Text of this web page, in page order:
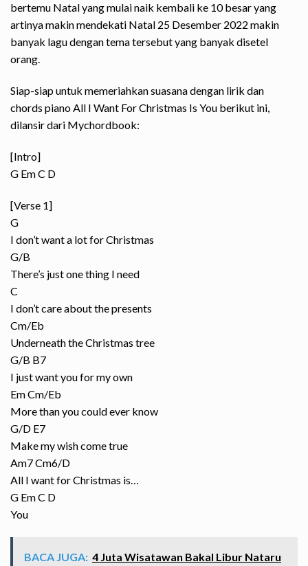
bertemu Natal yang mulai naik kembali ke 10 besar yang
artinya makin mendekati Natal 25 Desember 2022 makin
banyak lagu dengan tema tersebut yang banyak disetel
orang.
Siap-siap untuk memeriahkan suasana dengan lirik dan
chords piano All I Want For Christmas Is You berikut ini,
dilansir dari Mychordbook:
[Intro]
G Em C D
[Verse 1]
G
I don’t want a lot for Christmas
G/B
There’s just one thing I need
C
I don’t care about the presents
Cm/Eb
Underneath the Christmas tree
G/B B7
I just want you for my own
Em Cm/Eb
More than you could ever know
G/D E7
Make my wish come true
Am7 Cm6/D
All I want for Christmas is…
G Em C D
You
BACA JUGA: 4 Juta Wisatawan Bakal Libur Nataru